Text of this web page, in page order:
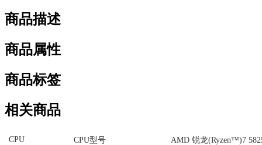
商品描述
商品属性
商品标签
相关商品
CPU CPU型号
AMD 锐龙(Ryzen™)7